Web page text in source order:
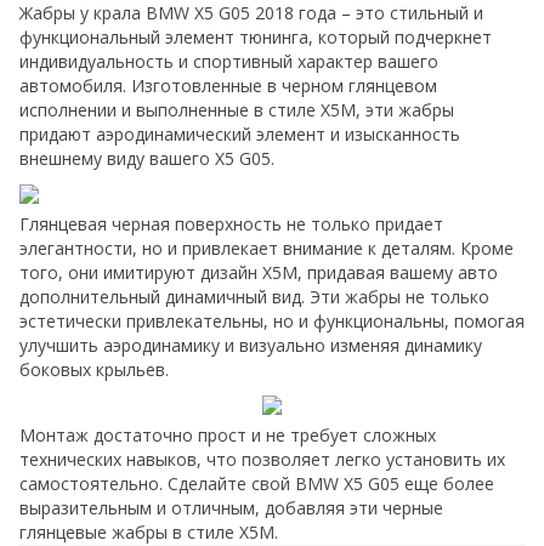
Жабры у крала BMW X5 G05 2018 года – это стильный и
функциональный элемент тюнинга, который подчеркнет
индивидуальность и спортивный характер вашего
автомобиля. Изготовленные в черном глянцевом
исполнении и выполненные в стиле X5M, эти жабры
придают аэродинамический элемент и изысканность
внешнему виду вашего X5 G05.
Глянцевая черная поверхность не только придает
элегантности, но и привлекает внимание к деталям. Кроме
того, они имитируют дизайн X5M, придавая вашему авто
дополнительный динамичный вид. Эти жабры не только
эстетически привлекательны, но и функциональны, помогая
улучшить аэродинамику и визуально изменяя динамику
боковых крыльев.
Монтаж достаточно прост и не требует сложных
технических навыков, что позволяет легко установить их
самостоятельно. Сделайте свой BMW X5 G05 еще более
выразительным и отличным, добавляя эти черные
глянцевые жабры в стиле X5M.